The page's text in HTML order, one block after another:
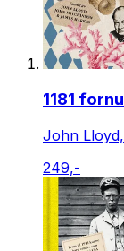
1181
John
249,-